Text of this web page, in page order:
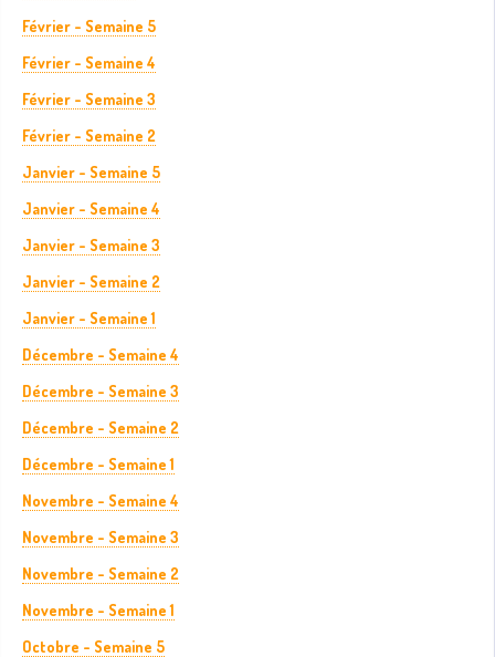
Février - Semaine 5
Février - Semaine 4
Février - Semaine 3
Février - Semaine 2
Janvier - Semaine 5
Janvier - Semaine 4
Janvier - Semaine 3
Janvier - Semaine 2
Janvier - Semaine 1
Décembre - Semaine 4
Décembre - Semaine 3
Décembre - Semaine 2
Décembre - Semaine 1
Novembre - Semaine 4
Novembre - Semaine 3
Novembre - Semaine 2
Novembre - Semaine 1
Octobre - Semaine 5